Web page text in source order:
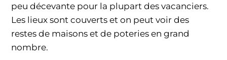
peu décevante pour la plupart des vacanciers.
Les lieux sont couverts et on peut voir des
restes de maisons et de poteries en grand
nombre.